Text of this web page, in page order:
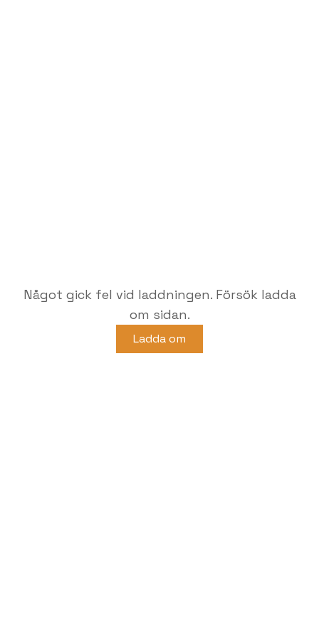
Något gick fel vid laddningen. Försök ladda
om sidan.
Ladda om